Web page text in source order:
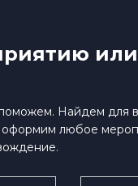
Найдем для
любое